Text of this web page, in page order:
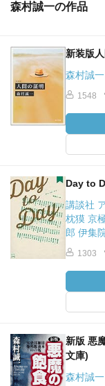
森村誠一の作品
新装版
森村誠一
1548
Day to
講談社
枕獏 京
郎 伊集
1303
新版 悪
文庫)
森村誠一